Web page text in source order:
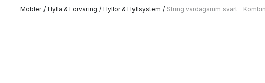
Möbler / Hylla & Förvaring / Hyllor & Hyllsystem / String vardagsrum svart -